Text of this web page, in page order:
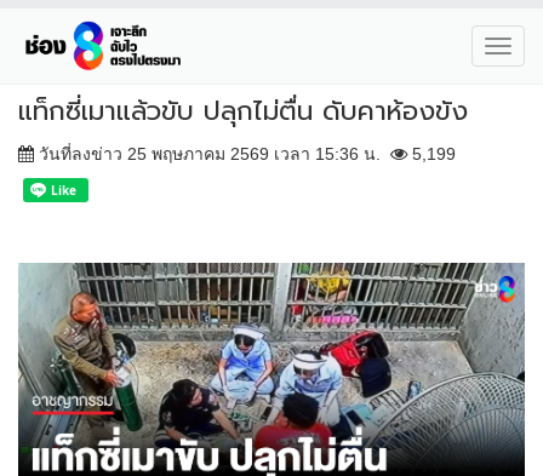
แท็กซี่เมาแล้วขับ ปลุกไม่ตื่น ดับคาห้องขัง
วันที่ลงข่าว 25 พฤษภาคม 2569 เวลา 15:36 น. 5,199